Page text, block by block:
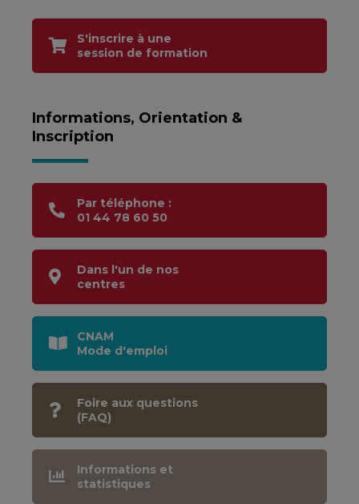
S'inscrire à une
session de formation
Informations, Orientation &
Inscription
Par téléphone :
01 44 78 60 50
Dans l'un de nos
centres
CNAM
Mode d'emploi
Foire aux questions
(FAQ)
Informations et
statistiques